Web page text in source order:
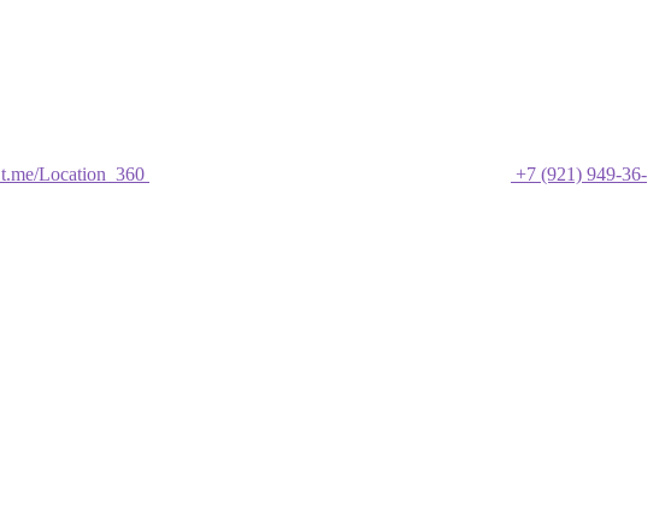
t.me/Location_360
+7 (921) 949-36-